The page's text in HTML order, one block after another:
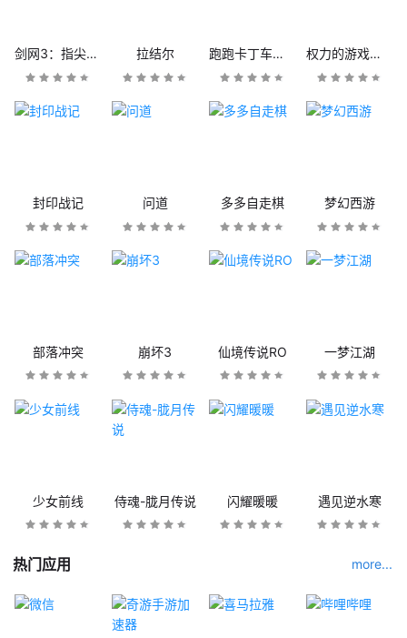
剑网3：指尖江湖 拉结尔 跑跑卡丁车官方竞速版 权力的游戏：凛冬将至
封印战记 问道 多多自走棋 梦幻西游
部落冲突 崩坏3 仙境传说RO 一梦江湖
少女前线 侍魂-胧月传说 闪耀暖暖 遇见逆水寒
热门应用 more...